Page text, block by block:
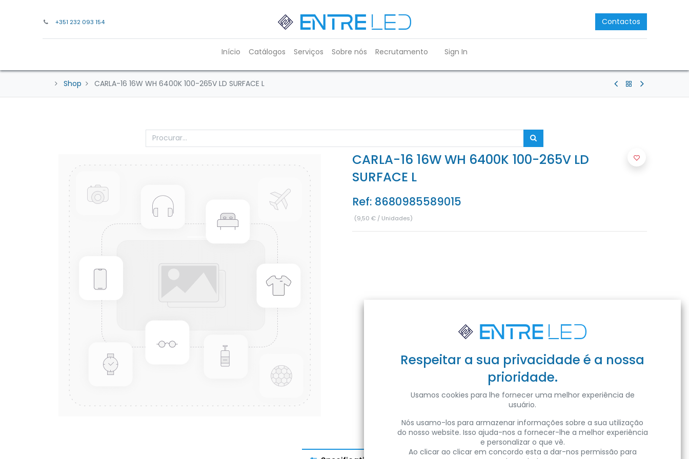
+351 232 093 154 Contactos
Início Catálogos Serviços Sobre nós Recrutamento Sign In
Shop CARLA-16 16W WH 6400K 100-265V LD SURFACE L
CARLA-16 16W WH 6400K 100-265V LD
SURFACE L
Ref: 8680985589015
(9,50 € / Unidades)
Respeitar a sua privacidade é a nossa
prioridade.
Usamos cookies para lhe fornecer uma melhor experiência de
usuário.
Nós usamo-los para armazenar informações sobre a sua utilização
do nosso website. Isso ajuda-nos a fornecer-lhe a melhor experiência
e personalizar o que vê.
Ao clicar ao clicar em concordo esta a dar-nos permissão para